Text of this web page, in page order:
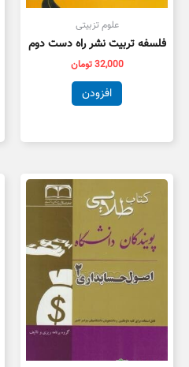
علوم تزبیتی
فلسفه تربیت نشر راه دست دوم
32,000تومان
افزودن